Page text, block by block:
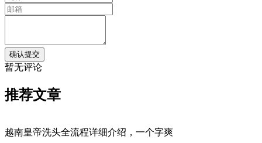
暂无评论
推荐文章
越南皇帝洗头全流程详细介绍，一个字爽